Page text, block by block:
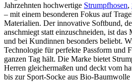
Jahrzehnten hochwertige Strumpfhosen,
– mit einem besonderen Fokus auf
Materialien. Der innovative Softbund,
anschmiegt statt einzuschneiden, ist
und bei Kundinnen besonders beliebt.
Technologie für perfekte Passform und
ganzen Tag hält. Die Marke bietet
Herren gleichermaßen und deckt vom
bis zur Sport-Socke aus Bio-Baumwolle